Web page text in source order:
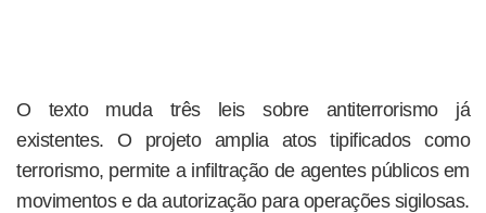
O texto muda três leis sobre antiterrorismo já
existentes. O projeto amplia atos tipificados como
terrorismo, permite a infiltração de agentes públicos em
movimentos e da autorização para operações sigilosas.